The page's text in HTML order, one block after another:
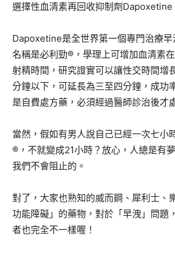
選擇性血清素再回收抑制劑Dapoxetine
Dapoxetine是全世界第一個專門治療
名稱是必利勁®，學理上可增加血清素
射精時間，研究證實可以讓性交時間增
分鐘以下，可延長為三至四分鐘，成功
是自費處方藥，必須經過醫師診治後才
當然，假如有男人說自己已經一次七小
®，不就變成21小時？放心，人總是有
我們不會阻止的。
對了，大家也熟知的威而鋼、犀利士、
功能障礙」的藥物，對於「早洩」問題
者也完全不一樣喔！